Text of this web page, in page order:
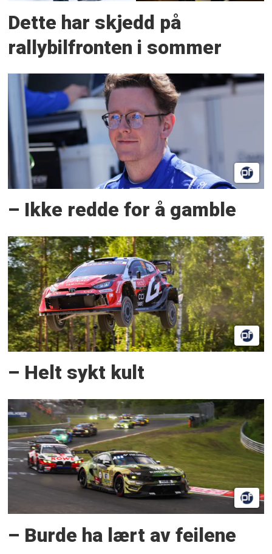
Dette har skjedd på
rallybilfronten i sommer
– Ikke redde for å gamble
– Helt sykt kult
– Burde ha lært av feilene